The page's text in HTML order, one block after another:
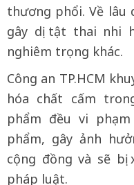
thương phổi. Về lâu
gây dị tật thai nhi
nghiêm trọng khác.
Công an TP.HCM
hóa chất cấm
phẩm đều vi
phẩm, gây ảnh
cộng đồng và sẽ bị
pháp luật.